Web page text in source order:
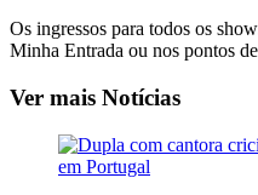
Os ingressos para todos os
Minha Entrada ou nos pontos
Ver mais Notícias